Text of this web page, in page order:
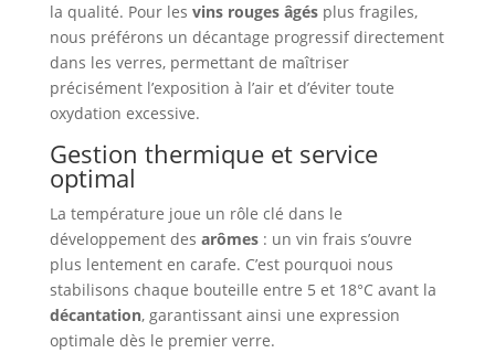
la qualité. Pour les vins rouges âgésplus fragiles,
nous préférons un décantage progressif directement
dans les verres, permettant de maîtriser
précisément l’exposition à l’air et d’éviter toute
oxydation excessive.
Gestion thermique et service
optimal
La température joue un rôle clé dans le
développement des arômes: un vin frais s’ouvre
plus lentement en carafe. C’est pourquoi nous
stabilisons chaque bouteille entre 5 et 18°C avant la
décantation, garantissant ainsi une expression
optimale dès le premier verre.